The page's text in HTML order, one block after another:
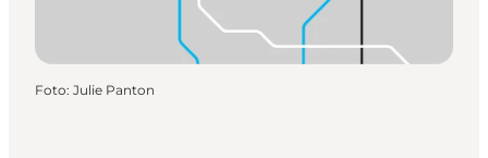
Foto: Julie Panton